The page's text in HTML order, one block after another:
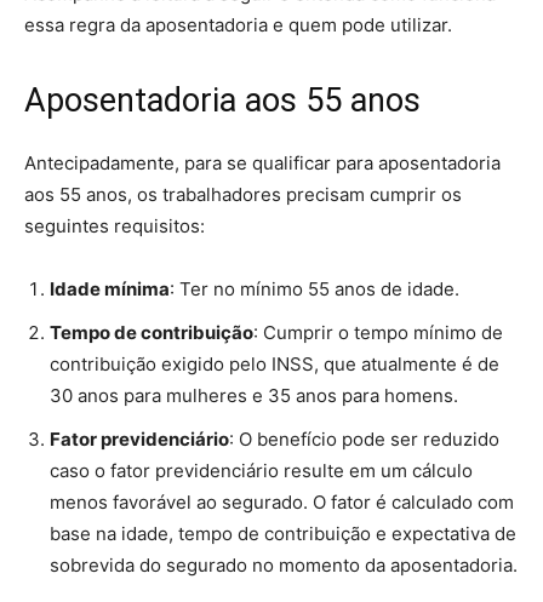
essa regra da aposentadoria e quem pode utilizar.
Aposentadoria aos 55 anos
Antecipadamente, para se qualificar para aposentadoria
aos 55 anos, os trabalhadores precisam cumprir os
seguintes requisitos:
Idade mínima: Ter no mínimo 55 anos de idade.
Tempo de contribuição: Cumprir o tempo mínimo de
contribuição exigido pelo INSS, que atualmente é de
30 anos para mulheres e 35 anos para homens.
Fator previdenciário: O benefício pode ser reduzido
caso o fator previdenciário resulte em um cálculo
menos favorável ao segurado. O fator é calculado com
base na idade, tempo de contribuição e expectativa de
sobrevida do segurado no momento da aposentadoria.